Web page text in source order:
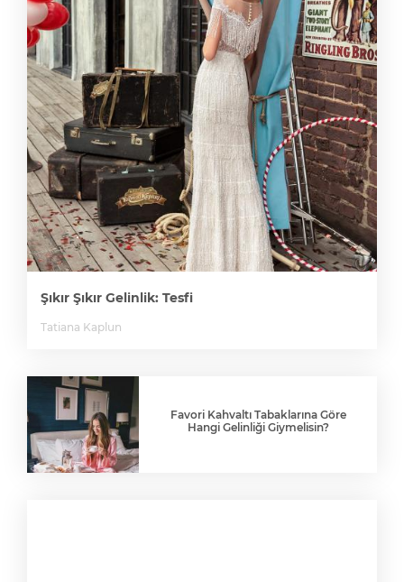
Şıkır Şıkır Gelinlik: Tesfi
Tatiana Kaplun
Favori Kahvaltı Tabaklarına Göre
Hangi Gelinliği Giymelisin?